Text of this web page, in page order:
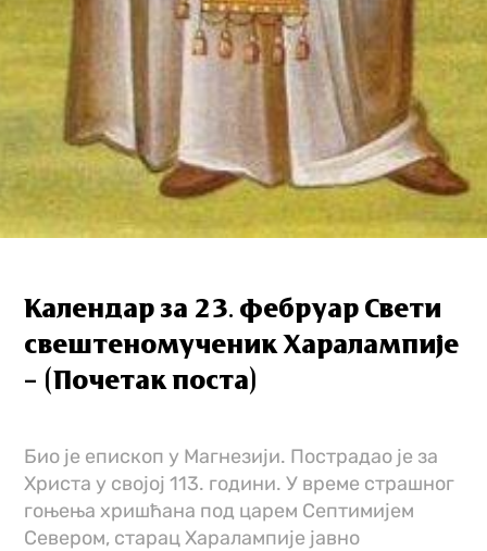
Календар за 23. фебруар Свети
свештеномученик Харалампије
– (Почетак поста)
Био је епископ у Магнезији. Пострадао је за
Христа у својој 113. години. У време страшног
гоњења хришћана под царем Септимијем
Севером, старац Харалампије јавно